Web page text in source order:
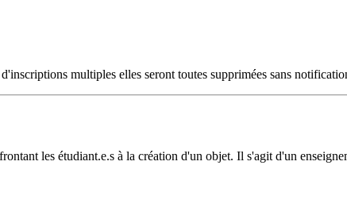
multiples elles seront toutes supprimées sans
les étudiant.e.s à la création d'un objet. Il s'agit d'un